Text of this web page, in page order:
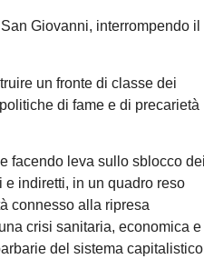
Giovanni, interrompendo il
un fronte di classe dei
di fame e di precarietà
facendo leva sullo sblocco dei
e indiretti, in un quadro reso
connesso alla ripresa
crisi sanitaria, economica e
del sistema